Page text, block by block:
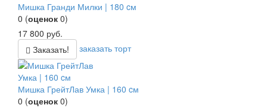
Мишка Гранди Милки | 180 cм
0 (оценок 0)
17 800 руб.
Заказать!
заказать торт
Мишка ГрейтЛав Умка | 160 cм
0 (оценок 0)